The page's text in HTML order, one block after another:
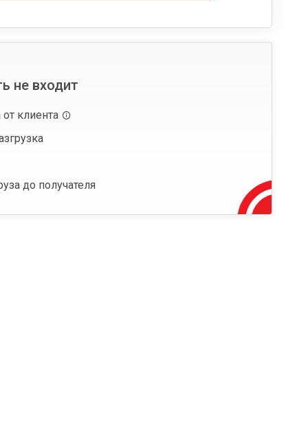
не входит
от клиента
до получателя